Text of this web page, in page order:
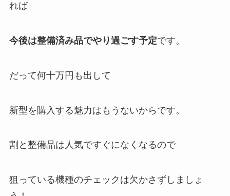
れば
今後は整備済み品でやり過ごす予定です。
だって何十万円も出して
新型を購入する魅力はもうないからです。
割と整備品は人気ですぐになくなるので
狙っている機種のチェックは欠かさずしましょ